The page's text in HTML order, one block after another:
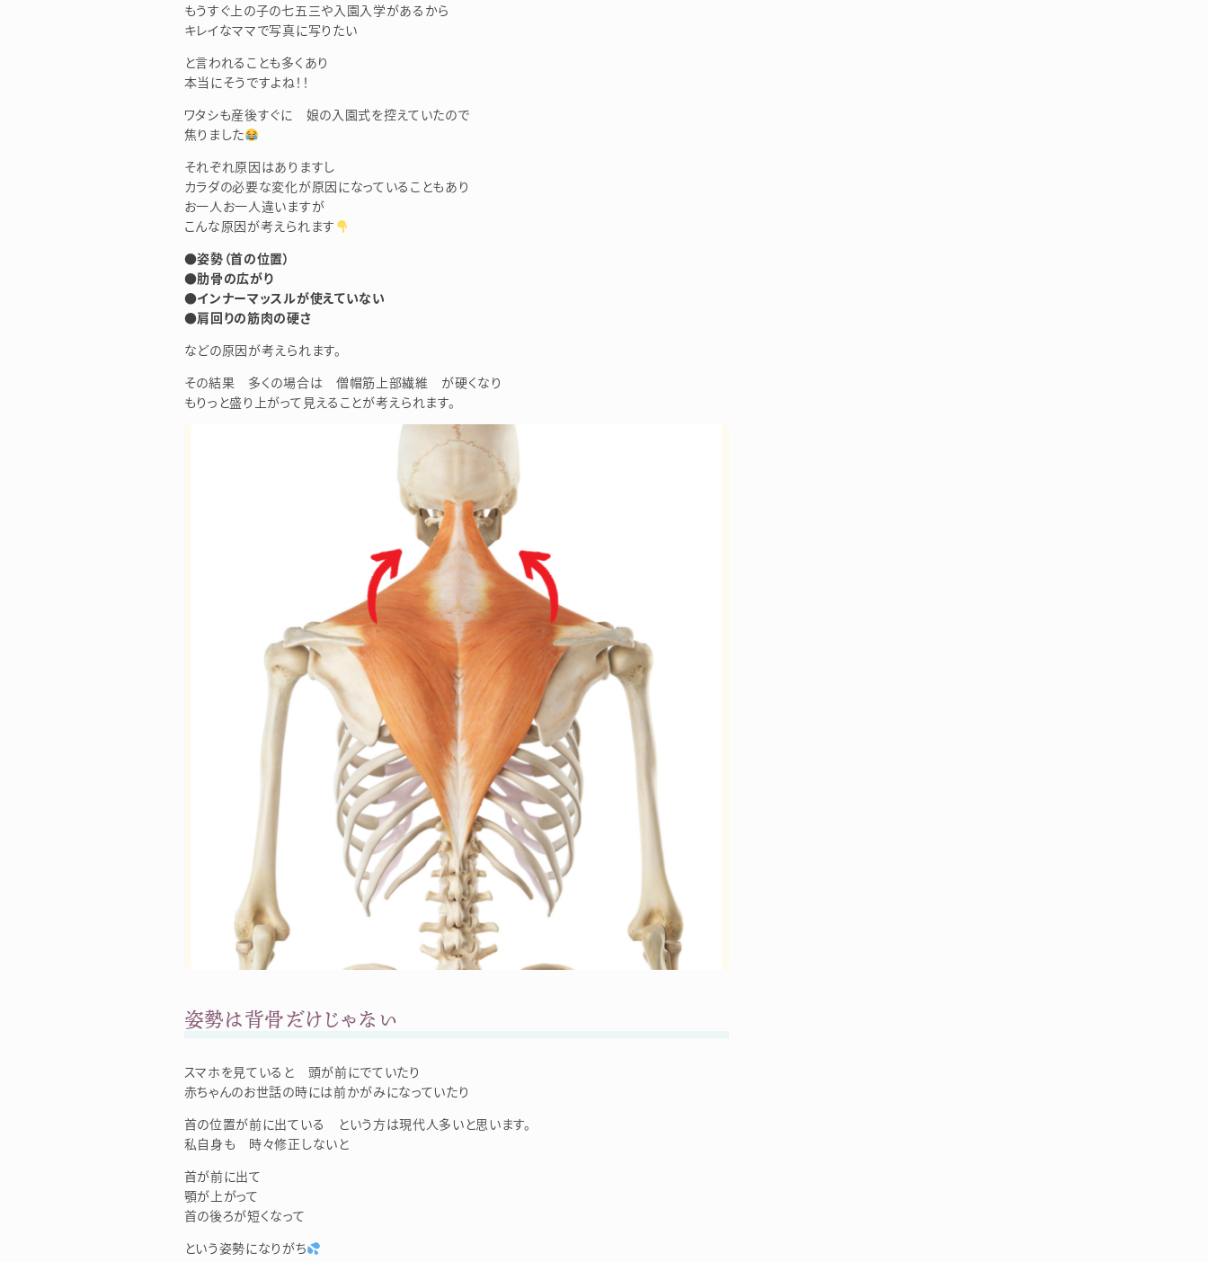
もうすぐ上の子の七五三や入園入学があるから
キレイなママで写真に写りたい
と言われることも多くあり
本当にそうですよね！！
ワタシも産後すぐに 娘の入園式を控えていたので
焦りました
それぞれ原因はありますし
カラダの必要な変化が原因になっていることもあり
お一人お一人違いますが
こんな原因が考えられます
●姿勢（首の位置）
●肋骨の広がり
●インナーマッスルが使えていない
●肩回りの筋肉の硬さ
などの原因が考えられます。
その結果 多くの場合は 僧帽筋上部繊維 が硬くなり
もりっと盛り上がって見えることが考えられます。
姿勢は背骨だけじゃない
スマホを見ていると 頭が前にでていたり
赤ちゃんのお世話の時には前かがみになっていたり
首の位置が前に出ている という方は現代人多いと思います。
私自身も 時々修正しないと
首が前に出て
顎が上がって
首の後ろが短くなって
という姿勢になりがち